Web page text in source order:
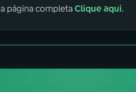
página completaClique aqui.